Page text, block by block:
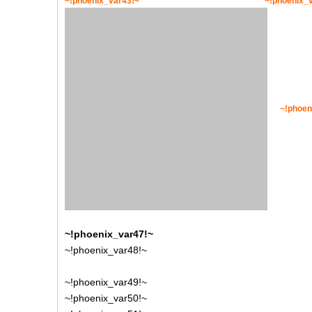
~!phoenix_var47!~
~!phoenix_var48!~
~!phoenix_var49!~
~!phoenix_var50!~